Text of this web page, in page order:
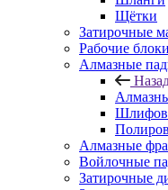
Щётки
Затирочные
Рабочие
Алмазные
Алмазные
Войлочные
Затирочные